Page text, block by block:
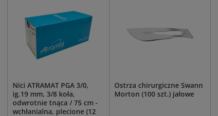
Nici ATRAMAT PGA 3/0,
ig.19 mm, 3/8 koła,
odwrotnie tnąca / 75 cm -
wchłanialna, plecione (12
Ostrza chirurgiczne Swann
Morton (100 szt.) jałowe